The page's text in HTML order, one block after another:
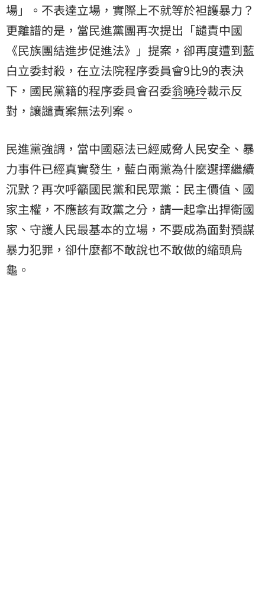
場」。不表達立場，實際上不就等於袒護暴力？
更離譜的是，當民進黨團再次提出「譴責中國
《民族團結進步促進法》」提案，卻再度遭到藍
白立委封殺，在立法院程序委員會9比9的表決
下，國民黨籍的程序委員會召委翁曉玲裁示反
對，讓譴責案無法列案。
民進黨強調，當中國惡法已經威脅人民安全、暴
力事件已經真實發生，藍白兩黨為什麼選擇繼續
沉默？再次呼籲國民黨和民眾黨：民主價值、國
家主權，不應該有政黨之分，請一起拿出捍衛國
家、守護人民最基本的立場，不要成為面對預謀
暴力犯罪，卻什麼都不敢說也不敢做的縮頭烏
龜。​​